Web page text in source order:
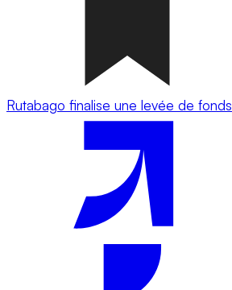
Rutabago finalise une levée de fonds